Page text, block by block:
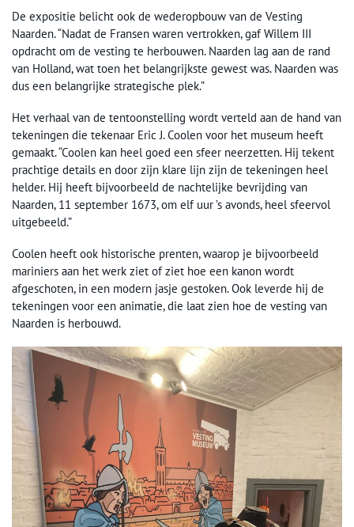
De expositie belicht ook de wederopbouw van de Vesting
Naarden. “Nadat de Fransen waren vertrokken, gaf Willem III
opdracht om de vesting te herbouwen. Naarden lag aan de rand
van Holland, wat toen het belangrijkste gewest was. Naarden was
dus een belangrijke strategische plek.”
Het verhaal van de tentoonstelling wordt verteld aan de hand van
tekeningen die tekenaar Eric J. Coolen voor het museum heeft
gemaakt. “Coolen kan heel goed een sfeer neerzetten. Hij tekent
prachtige details en door zijn klare lijn zijn de tekeningen heel
helder. Hij heeft bijvoorbeeld de nachtelijke bevrijding van
Naarden, 11 september 1673, om elf uur ’s avonds, heel sfeervol
uitgebeeld.”
Coolen heeft ook historische prenten, waarop je bijvoorbeeld
mariniers aan het werk ziet of ziet hoe een kanon wordt
afgeschoten, in een modern jasje gestoken. Ook leverde hij de
tekeningen voor een animatie, die laat zien hoe de vesting van
Naarden is herbouwd.